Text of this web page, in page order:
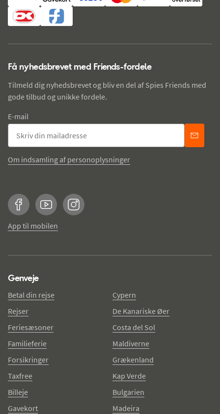
Få nyhedsbrevet med Friends-fordele
Tilmeld dig nyhedsbrevet og bliv en del af Spies Friends med
gode tilbud og unikke fordele.
E-mail
Om indsamling af personoplysninger
FacebookYouTubeInstagram
App til mobilen
Genveje
Betal din rejse
Rejser
Feriesæsoner
Familieferie
Forsikringer
Taxfree
Billeje
Gavekort
Cypern
De Kanariske Øer
Costa del Sol
Maldiverne
Grækenland
Kap Verde
Bulgarien
Madeira